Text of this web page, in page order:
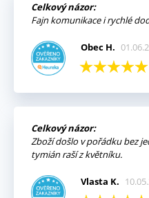
Celkový názor:
Fajn komunikace i rychlé
Obec H.
Celkový názor:
Zboží došlo v pořádku bez
tymián raší z květníku.
Vlasta K.